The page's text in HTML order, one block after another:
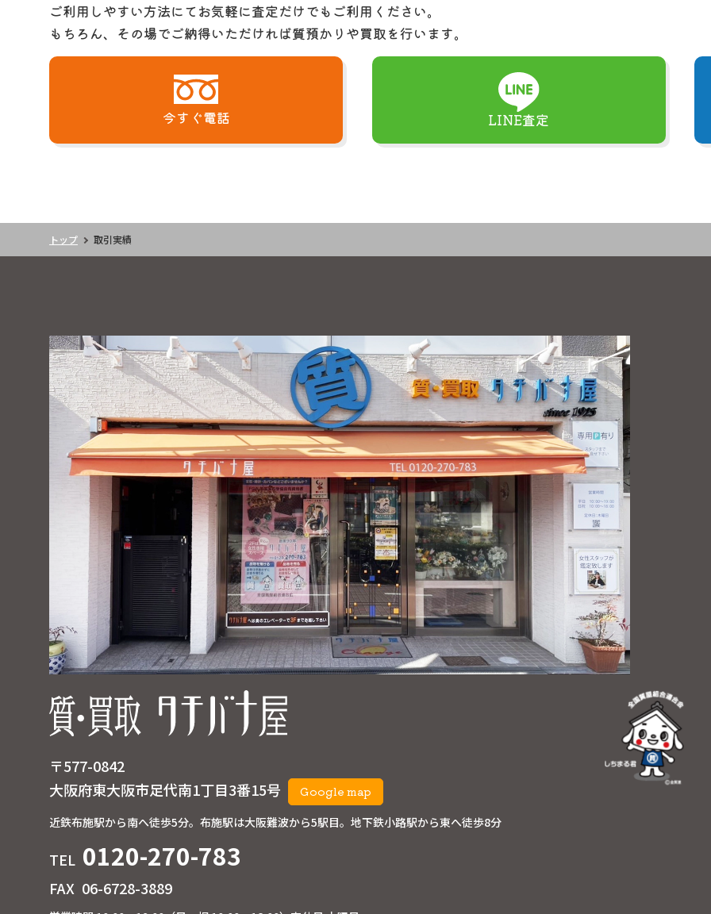
ご利用しやすい方法にてお気軽に査定だけでもご利用ください。
もちろん、その場でご納得いただければ質預かりや買取を行います。
今すぐ電話 LINE査定
トップ 取引実績
〒577-0842
大阪府東大阪市足代南1丁目3番15号
Google map
近鉄布施駅から南へ徒歩5分。 布施駅は大阪難波から5駅目。地下鉄小路駅から東へ徒歩8分
TEL 0120-270-783
FAX 06-6728-3889